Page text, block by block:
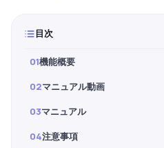
目次
01機能概要
02マニュアル動画
03マニュアル
04注意事項